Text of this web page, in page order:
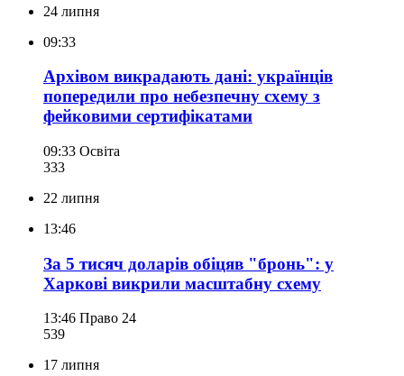
24 липня
09:33
Архівом викрадають дані: українців
попередили про небезпечну схему з
фейковими сертифікатами
09:33 Освіта
333
22 липня
13:46
За 5 тисяч доларів обіцяв "бронь": у
Харкові викрили масштабну схему
13:46 Право 24
539
17 липня